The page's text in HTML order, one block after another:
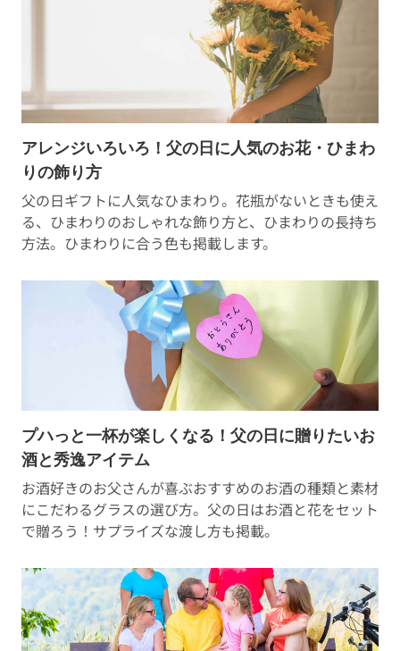
アレンジいろいろ！父の日に人気のお花・ひまわ
りの飾り方
父の日ギフトに人気なひまわり。花瓶がないときも使え
る、ひまわりのおしゃれな飾り方と、ひまわりの長持ち
方法。ひまわりに合う色も掲載します。
プハっと一杯が楽しくなる！父の日に贈りたいお
酒と秀逸アイテム
お酒好きのお父さんが喜ぶおすすめのお酒の種類と素材
にこだわるグラスの選び方。父の日はお酒と花をセット
で贈ろう！サプライズな渡し方も掲載。